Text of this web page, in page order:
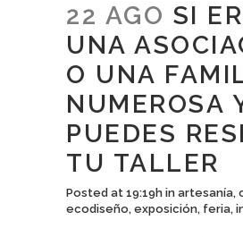
22 AGO SI
UNA
O UNA
NUMEROSA
PUEDES
TU TALLER
Posted at 19:19h in artesanía,
ecodiseño, exposición, feria,